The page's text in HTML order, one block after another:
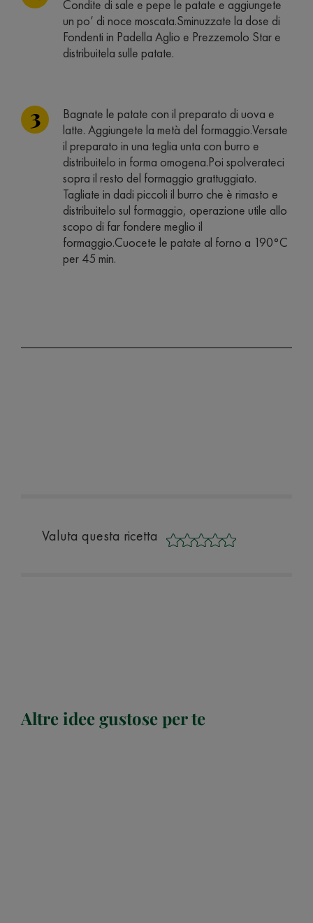
Condite di sale e pepe le patate e aggiungete
un po’ di noce moscata.Sminuzzate la dose di
Fondenti in Padella Aglio e Prezzemolo Star e
distribuitela sulle patate.
Bagnate le patate con il preparato di uova e
latte. Aggiungete la metà del formaggio.Versate
il preparato in una teglia unta con burro e
distribuitelo in forma omogena.Poi spolverateci
sopra il resto del formaggio grattuggiato.
Tagliate in dadi piccoli il burro che è rimasto e
distribuitelo sul formaggio, operazione utile allo
scopo di far fondere meglio il
formaggio.Cuocete le patate al forno a 190°C
per 45 min.
Valuta questa ricetta
Altre idee gustose per te